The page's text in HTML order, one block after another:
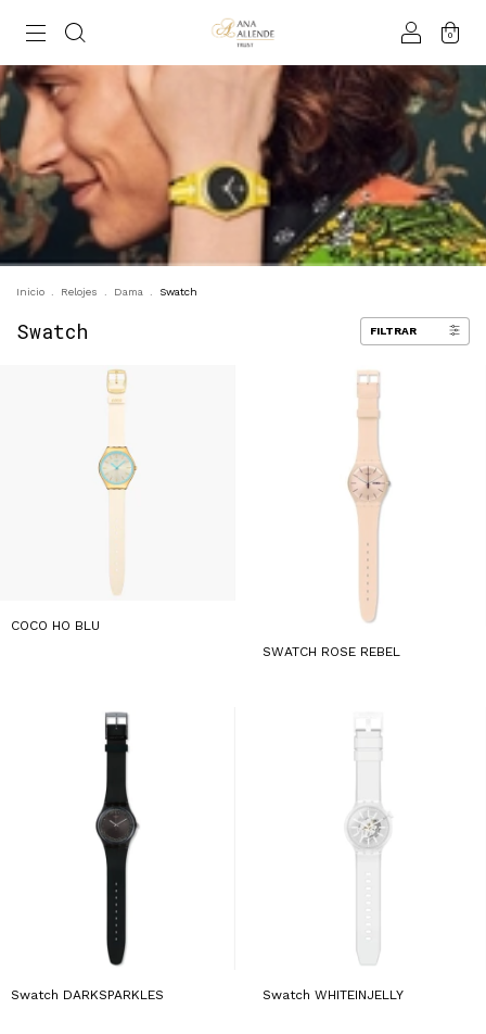
0
Inicio Relojes Dama Swatch
Swatch FILTRAR
COCO HO BLU
SWATCH ROSE REBEL
Swatch DARKSPARKLES Swatch WHITEINJELLY